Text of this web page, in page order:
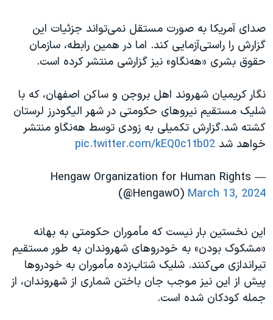
صدای آمریکا به صورت مستقل نمی‌تواند جزئیات این
گزارش را راستی‌آزمایی کند. اما در همین رابطه، سازمان
حقوق بشری «هه‌نگاو» نیز گزارشی منتشر کرده است.
نگار کریمیان شهروند اهل بروجن و ساکن اصفهان، که با
شلیک مستقیم نیروهای حکومتی در شهر الیگودرز لرستان
کشته شد.گزارش تکمیلی به زودی توسط هه‌نگاو منتشر
خواهد شد pic.twitter.com/kEQ0c1tb02
— Hengaw Organization for Human Rights
(@HengawO) March 13, 2024
این نخستین بار نیست که مأموران حکومتی به بهانه
«مشکوک بودن» به خودروهای شهروندان به طور مستقیم
تیراندازی می‌کنند. شلیک شتاب‌زده مأموران به خودروها
پیش از این نیز موجب جان باختن شماری از شهروندان، از
جمله کودکان شده است.